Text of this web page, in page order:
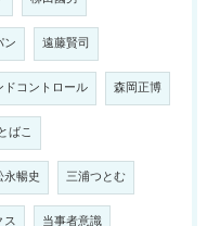
ン 遠藤賢司
ドコントロール 森岡正博
ばこ
永暢史 三浦つとむ
ス 当事者意識